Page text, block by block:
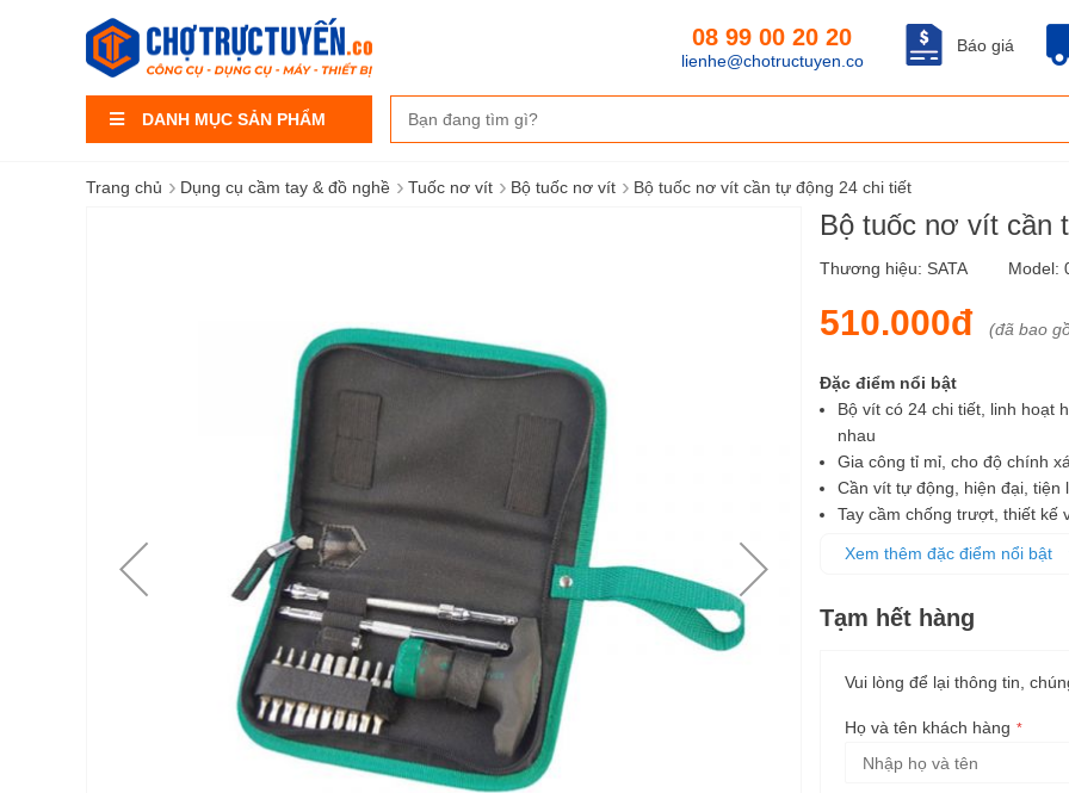
DANH MỤC SẢN PHẨM
Báo giá
08 99 00 20 20
lienhe@chotructuyen.co
Trang chủ › Dụng cụ cầm tay & đồ nghề › Tuốc nơ vít › Bộ tuốc nơ vít › Bộ tuốc nơ vít cần tự động 24 chi tiết
Bộ tuốc nơ vít cần
Thương hiệu: SATA Model:
510.000đ (đã bao
Đặc điểm nổi bật
Bộ vít có 24 chi tiết, linh hoạt
nhau
Gia công tỉ mỉ, cho độ chính
Cần vít tự động, hiện đại, tiện
Tay cầm chống trượt, thiết kế
Xem thêm đặc điểm nổi bật
Tạm hết hàng
Vui lòng để lại thông tin,
Họ và tên khách hàng